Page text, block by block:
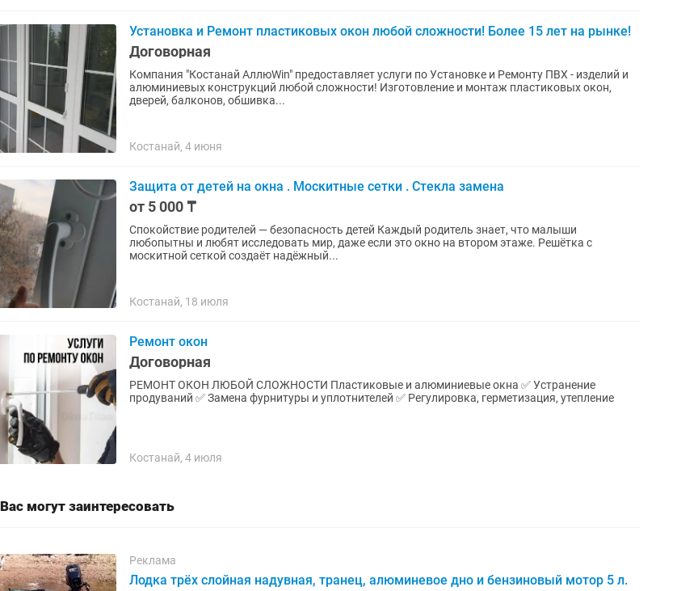
Установка и Ремонт пластиковых окон любой сложности! Более 15 лет на рынке!
Договорная
Компания "Костанай АллюWin" предоставляет услуги по Установке и Ремонту ПВХ - изделий и
алюминиевых конструкций любой сложности! Изготовление и монтаж пластиковых окон,
дверей, балконов, обшивка...
Костанай, 4 июня
Защита от детей на окна . Москитные сетки . Стекла замена
от 5 000 ₸
Спокойствие родителей — безопасность детей Каждый родитель знает, что малыши
любопытны и любят исследовать мир, даже если это окно на втором этаже. Решётка с
москитной сеткой создаёт надёжный...
Костанай, 18 июля
Ремонт окон
Договорная
РЕМОНТ ОКОН ЛЮБОЙ СЛОЖНОСТИ Пластиковые и алюминиевые окна ✅ Устранение
продуваний ✅ Замена фурнитуры и уплотнителей ✅ Регулировка, герметизация, утепление
Костанай, 4 июля
Вас могут заинтересовать
Реклама
Лодка трёх слойная надувная, транец, алюминевое дно и бензиновый мотор 5 л.